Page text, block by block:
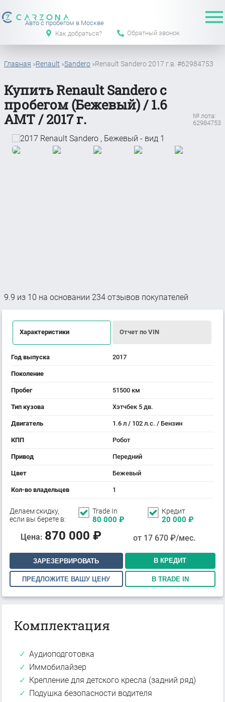
Авто с пробегом в Москве
Как добраться?
Обратный звонок
Главная »Renault »Sandero »Renault Sandero 2017 г.в. #62984753
Купить Renault Sandero с
пробегом (Бежевый) / 1.6
АМТ / 2017 г.
№ лота:
62984753
9.9 из 10 на основании 234 отзывов покупателей
Характеристики Отчет по VIN
Год выпуска 2017
Поколение
Пробег 51500 км
Тип кузова Хэтчбек 5 дв.
Двигатель 1.6 л / 102 л.с. / Бензин
КПП Робот
Привод Передний
Цвет Бежевый
Кол-во владельцев 1
Делаем скидку,
если вы берете в:
Trade In
80 000 ₽
Кредит
20 000 ₽
Цена: 870 000 ₽ от 17 670₽/мес.
ЗАРЕЗЕРВИРОВАТЬ В КРЕДИТ
ПРЕДЛОЖИТЕ ВАШУ ЦЕНУ В TRADE IN
Комплектация
Аудиоподготовка
Иммобилайзер
Крепление для детского кресла (задний ряд)
Подушка безопасности водителя